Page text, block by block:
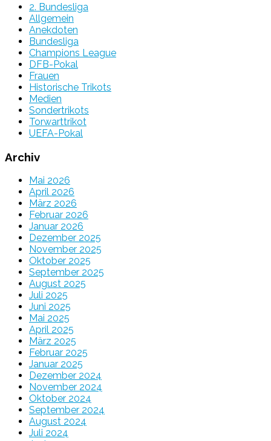
2. Bundesliga
Allgemein
Anekdoten
Bundesliga
Champions League
DFB-Pokal
Frauen
Historische Trikots
Medien
Sondertrikots
Torwarttrikot
UEFA-Pokal
Archiv
Mai 2026
April 2026
März 2026
Februar 2026
Januar 2026
Dezember 2025
November 2025
Oktober 2025
September 2025
August 2025
Juli 2025
Juni 2025
Mai 2025
April 2025
März 2025
Februar 2025
Januar 2025
Dezember 2024
November 2024
Oktober 2024
September 2024
August 2024
Juli 2024